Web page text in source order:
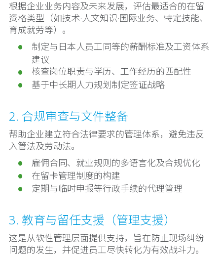
根据企业业务内容及未来发展，评估最适合的在留
资格类型（如技术·人文知识·国际业务、特定技能、
育成就劳等）。
制定与日本人员工同等的薪酬标准及工资体系
建议
核查岗位职责与学历、工作经历的匹配性
基于中长期人力规划制定签证战略
2. 合规审查与文件整备
帮助企业建立符合法律要求的管理体系，避免违反
入管法及劳动法。
雇佣合同、就业规则的多语言化及合规优化
在留卡管理制度的构建
定期与临时申报等行政手续的代理管理
3. 教育与留任支援（管理支援）
这是从软性管理层面提供支持，旨在防止现场纠纷
问题的发生，并促进员工尽快转化为有效战斗力。